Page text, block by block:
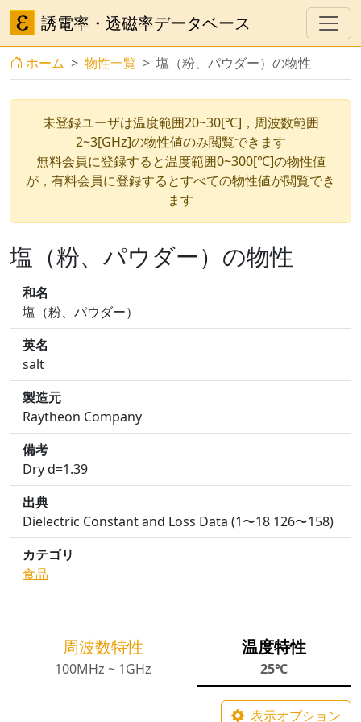
誘電率・透磁率データベース
ホーム 物性一覧 塩（粉、パウダー）の物性
未登録ユーザは温度範囲20~30[℃]，周波数範囲
2~3[GHz]の物性値のみ閲覧できます
無料会員に登録すると温度範囲0~300[℃]の物性値
が，有料会員に登録するとすべての物性値が閲覧でき
ます
塩（粉、パウダー）の物性
和名
塩（粉、パウダー）
英名
salt
製造元
Raytheon Company
備考
Dry d=1.39
出典
Dielectric Constant and Loss Data (1〜18 126〜158)
カテゴリ
食品
周波数特性
100MHz ~ 1GHz
温度特性
25℃
表示オプション